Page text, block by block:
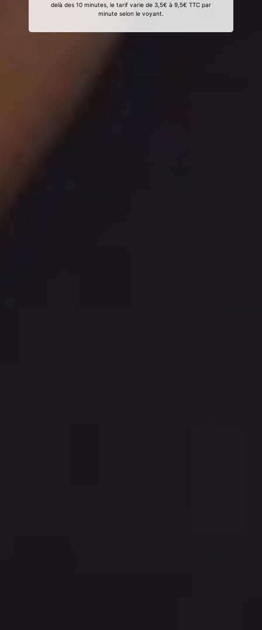
delà des 10 minutes, le tarif varie de 3,5€ à 9,5€ TTC par
minute selon le voyant.